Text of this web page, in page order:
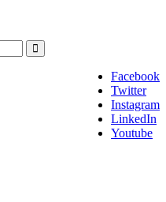
Facebook
Twitter
Instagram
LinkedIn
Youtube